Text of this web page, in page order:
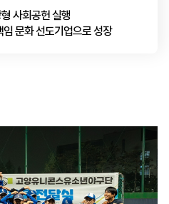
사회공헌 실행
문화 선도기업으로 성장